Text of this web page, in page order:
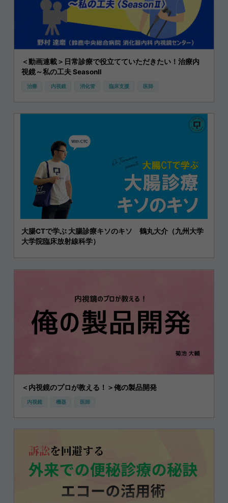
＜動画連載＞日常診療で役立てていただきたい！治療内
視鏡～私の工夫 SeasonⅡ
治療 内視鏡 消化管 臨床支援 医師
大腸CTで学ぶ 大腸診療キソのキソ 鶴丸大介（九州大学
大学院臨床放射線科学）
＜内視鏡のプロが教える！＞俺の製品開発
内視鏡 機器 医師